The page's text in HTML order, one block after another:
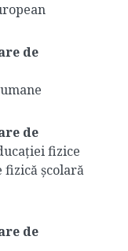
de
de
fizice
fizică școlară
de